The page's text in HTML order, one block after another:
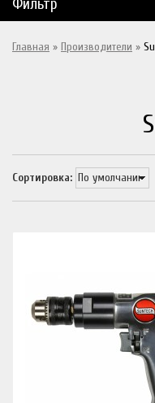
Фильтр
Главная » Производители »
Сортировка: